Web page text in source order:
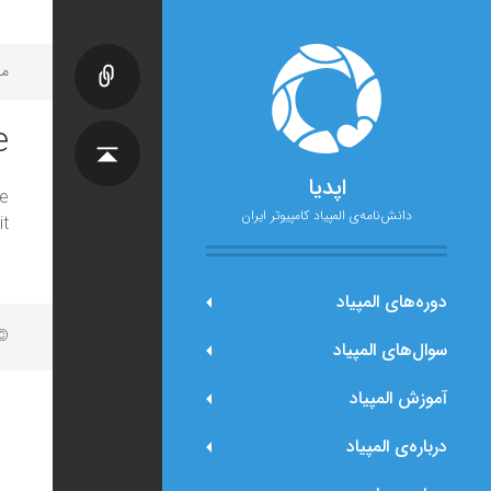
اپدیا
دانش‌نامه‌ی المپیاد کامپیوتر ایران
دوره‌های المپیاد
سوال‌های المپیاد
آموزش المپیاد
درباره‌ی المپیاد